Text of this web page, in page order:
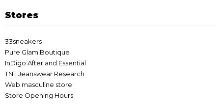
Stores
33sneakers
Pure Glam Boutique
InDigo After and Essential
TNT Jeanswear Research
Web masculine store
Store Opening Hours